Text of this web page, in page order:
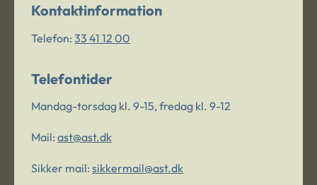
Kontaktinformation
Telefon: 33 41 12 00
Telefontider
Mandag-torsdag kl. 9-15, fredag kl. 9-12
Mail: ast@ast.dk
Sikker mail: sikkermail@ast.dk